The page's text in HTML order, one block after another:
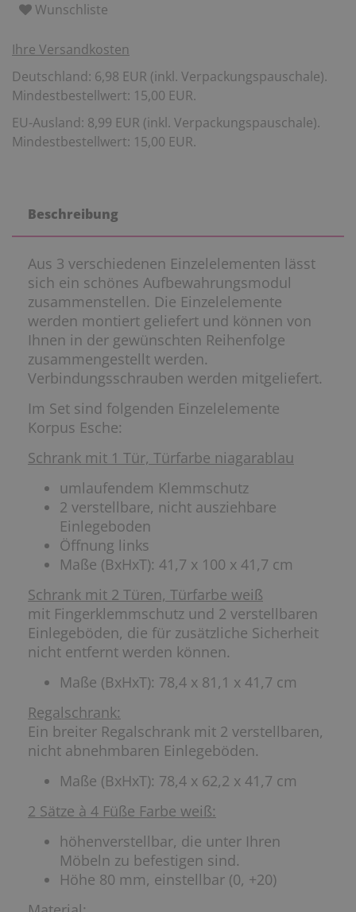
Wunschliste
Ihre Versandkosten
Deutschland: 6,98 EUR (inkl. Verpackungspauschale).
Mindestbestellwert: 15,00 EUR.
EU-Ausland: 8,99 EUR (inkl. Verpackungspauschale).
Mindestbestellwert: 15,00 EUR.
Beschreibung
Aus 3 verschiedenen Einzelelementen lässt
sich ein schönes Aufbewahrungsmodul
zusammenstellen. Die Einzelelemente
werden montiert geliefert und können von
Ihnen in der gewünschten Reihenfolge
zusammengestellt werden.
Verbindungsschrauben werden mitgeliefert.
Im Set sind folgenden Einzelelemente
Korpus Esche:
Schrank mit 1 Tür, Türfarbe niagarablau
umlaufendem Klemmschutz
2 verstellbare, nicht ausziehbare
Einlegeboden
Öffnung links
Maße (BxHxT): 41,7 x 100 x 41,7 cm
Schrank mit 2 Türen, Türfarbe weiß
mit Fingerklemmschutz und 2 verstellbaren
Einlegeböden, die für zusätzliche Sicherheit
nicht entfernt werden können.
Maße (BxHxT): 78,4 x 81,1 x 41,7 cm
Regalschrank:
Ein breiter Regalschrank mit 2 verstellbaren,
nicht abnehmbaren Einlegeböden.
Maße (BxHxT): 78,4 x 62,2 x 41,7 cm
2 Sätze à 4 Füße Farbe weiß:
höhenverstellbar, die unter Ihren
Möbeln zu befestigen sind.
Höhe 80 mm, einstellbar (0, +20)